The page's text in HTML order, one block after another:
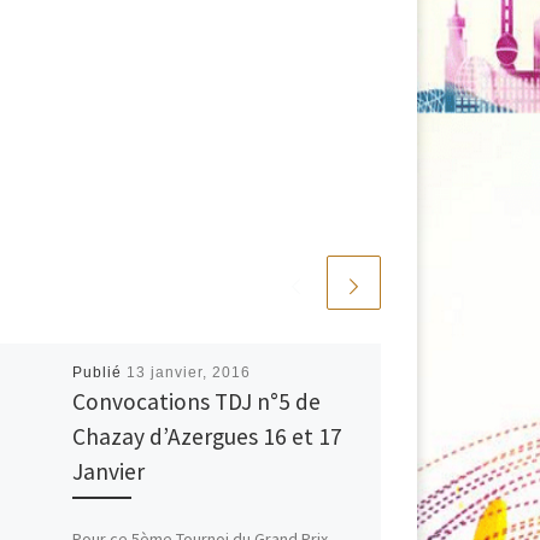
Publié 13 janvier, 2016
Convocations TDJ n°5 de
Chazay d’Azergues 16 et 17
Janvier